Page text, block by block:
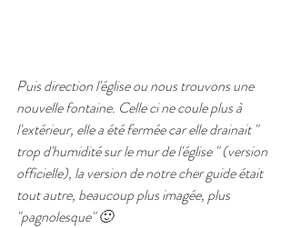
Puis direction l'église ou nous trouvons une
nouvelle fontaine. Celle ci ne coule plus à
l'extérieur, elle a été fermée car elle drainait "
trop d'humidité sur le mur de l'église " (version
officielle), la version de notre cher guide était
tout autre, beaucoup plus imagée, plus
"pagnolesque" 🙂